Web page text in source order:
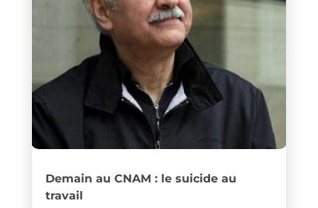
Demain au CNAM : le suicide au
travail